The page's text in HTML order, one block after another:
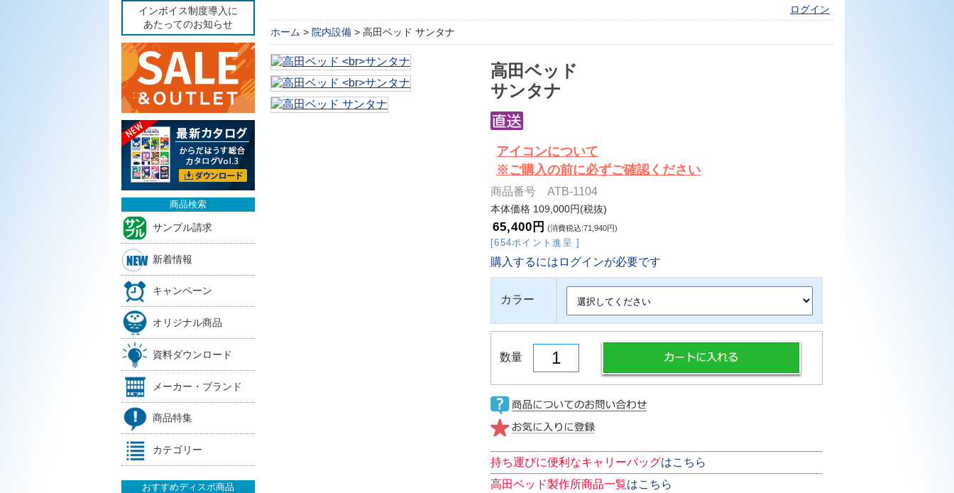
インボイス制度導入に
あたってのお知らせ
商品検索
サンプル請求
新着情報
キャンペーン
オリジナル商品
資料ダウンロード
メーカー・ブランド
商品特集
カテゴリー
おすすめディスポ商品
ログイン
ホーム > 院内設備 > 高田ベッド サンタナ
高田ベッド
サンタナ
アイコンについて
※ご購入の前に必ずご確認ください
商品番号 ATB-1104
本体価格 109,000円(税抜)
65,400円 (消費税込:71,940円)
[654ポイント進呈 ]
購入するにはログインが必要です
カラー
数量
持ち運びに便利なキャリーバッグはこちら
高田ベッド製作所商品一覧はこちら